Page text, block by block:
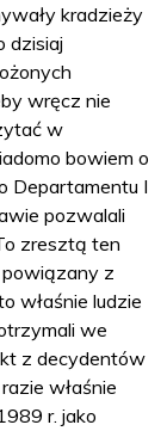
kradzieży
dzisiaj
wręcz nie
w
bowiem o
Departamentu I
pozwalali
zresztą ten
powiązany z
właśnie ludzie
we
z decydentów
właśnie
r. jako